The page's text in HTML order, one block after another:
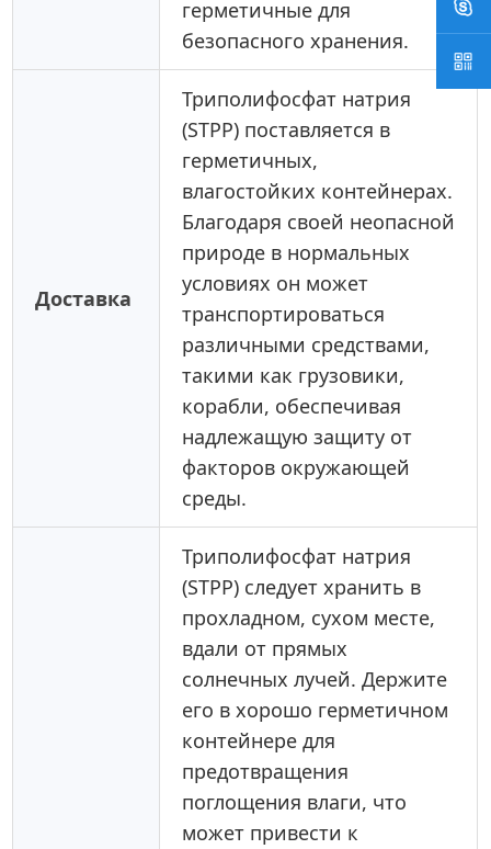
герметичные для
безопасного хранения.
Доставка
Триполифосфат натрия
(STPP) поставляется в
герметичных,
влагостойких контейнерах.
Благодаря своей неопасной
природе в нормальных
условиях он может
транспортироваться
различными средствами,
такими как грузовики,
корабли, обеспечивая
надлежащую защиту от
факторов окружающей
среды.
Триполифосфат натрия
(STPP) следует хранить в
прохладном, сухом месте,
вдали от прямых
солнечных лучей. Держите
его в хорошо герметичном
контейнере для
предотвращения
поглощения влаги, что
может привести к